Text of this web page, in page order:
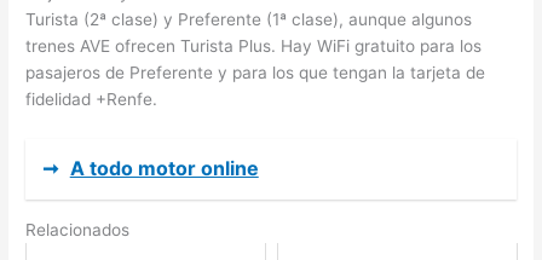
Turista (2ª clase) y Preferente (1ª clase), aunque algunos
trenes AVE ofrecen Turista Plus. Hay WiFi gratuito para los
pasajeros de Preferente y para los que tengan la tarjeta de
fidelidad +Renfe.
➞ A todo motor online
Relacionados